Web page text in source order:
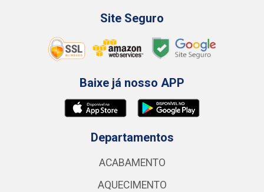
Site Seguro
Baixe já nosso APP
Departamentos
ACABAMENTO
AQUECIMENTO